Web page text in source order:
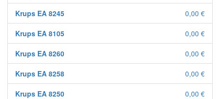
Krups EA 8245 0,00 €
Krups EA 8105 0,00 €
Krups EA 8260 0,00 €
Krups EA 8258 0,00 €
Krups EA 8250 0,00 €